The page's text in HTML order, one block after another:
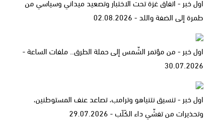
طمرة إلى الضفة واللد - 02.08.2026
اول خبر - من مؤتمر الشّمس إلى حملة الطرق.. ملفات الساعة -
30.07.2026
اول خبر - تنسيق نتنياهو وترامب، تصاعد عنف المستوطنين،
وتحذيرات من تفشّي داء الكَلَب - 29.07.2026